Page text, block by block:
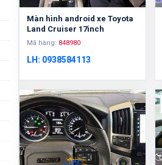
Màn hình android xe Toyota
Land Cruiser 17inch
Mã hàng: 848980
LH: 0938584113